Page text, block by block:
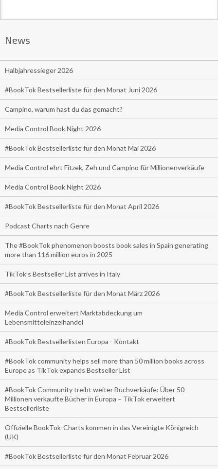
News
Halbjahressieger 2026
#BookTok Bestsellerliste für den Monat Juni 2026
Campino, warum hast du das gemacht?
Media Control Book Night 2026
#BookTok Bestsellerliste für den Monat Mai 2026
Media Control ehrt Fitzek, Zeh und Campino für Millionenverkäufe
Media Control Book Night 2026
#BookTok Bestsellerliste für den Monat April 2026
Podcast Charts nach Genre
The #BookTok phenomenon boosts book sales in Spain generating
more than 116 million euros in 2025
TikTok’s Bestseller List arrives in Italy
#BookTok Bestsellerliste für den Monat März 2026
Media Control erweitert Marktabdeckung um
Lebensmitteleinzelhandel
#BookTok Bestsellerlisten Europa - Kontakt
#BookTok community helps sell more than 50 million books across
Europe as TikTok expands Bestseller List
#BookTok Community treibt weiter Buchverkäufe: Über 50
Millionen verkaufte Bücher in Europa – TikTok erweitert
Bestsellerliste
Offizielle BookTok-Charts kommen in das Vereinigte Königreich
(UK)
#BookTok Bestsellerliste für den Monat Februar 2026